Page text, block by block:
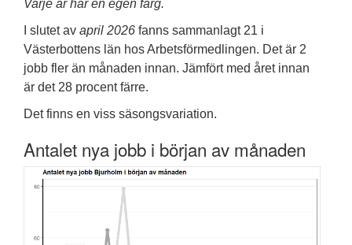
Varje år har en egen färg.
I slutet av april 2026 fanns sammanlagt 21 i
Västerbottens län hos Arbetsförmedlingen. Det är 2
jobb fler än månaden innan. Jämfört med året innan
är det 28 procent färre.
Det finns en viss säsongsvariation.
Antalet nya jobb i början av månaden